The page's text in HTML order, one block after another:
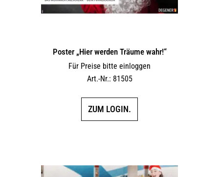
Poster „Hier werden Träume wahr!“
Für Preise bitte einloggen
Art.-Nr.: 81505
ZUM LOGIN.